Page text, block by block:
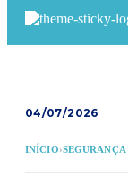
04/07/2026
INÍCIO›